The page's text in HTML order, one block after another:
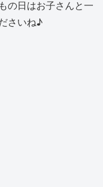
の日はお子さんと一
さいね♪